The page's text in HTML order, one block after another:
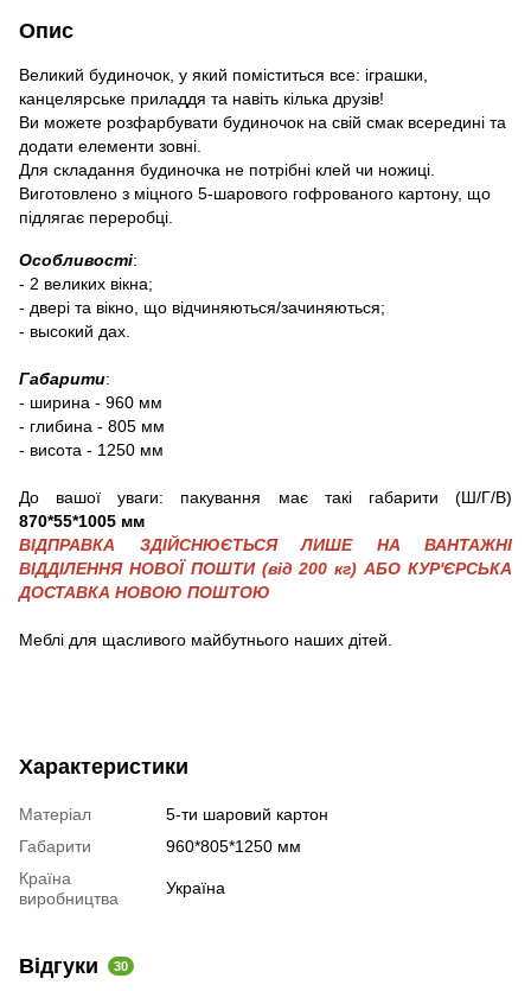
Опис
Великий будиночок, у який поміститься все: іграшки,
канцелярське приладдя та навіть кілька друзів!
Ви можете розфарбувати будиночок на свій смак всередині та
додати елементи зовні.
Для складання будиночка не потрібні клей чи ножиці.
Виготовлено з міцного 5-шарового гофрованого картону, що
підлягає переробці.
Особливості:
- 2 великих вікна;
- двері та вікно, що відчиняються/зачиняються;
- высокий дах.
Габарити:
- ширина - 960 мм
- глибина - 805 мм
- висота - 1250 мм
До вашої уваги: пакування має такі габарити (Ш/Г/В)
870*55*1005 мм
ВІДПРАВКА ЗДІЙСНЮЄТЬСЯ ЛИШЕ НА ВАНТАЖНІ
ВІДДІЛЕННЯ НОВОЇ ПОШТИ (від 200 кг) АБО КУР'ЄРСЬКА
ДОСТАВКА НОВОЮ ПОШТОЮ
Меблі для щасливого майбутнього наших дітей.
Характеристики
Матеріал
5-ти шаровий картон
Габарити
960*805*1250 мм
Країна
виробництва
Україна
Відгуки 30